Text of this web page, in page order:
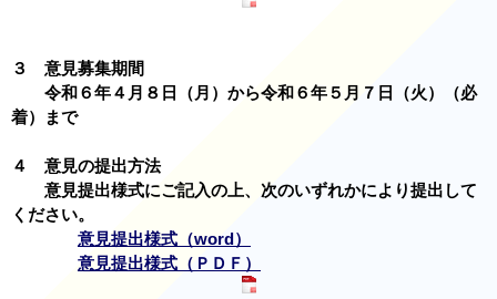
３ 意見募集期間
令和６年４月８日（月）から令和６年５月７日（火）（必
着）まで
４ 意見の提出方法
意見提出様式にご記入の上、次のいずれかにより提出して
ください。
意見提出様式（word）
意見提出様式（ＰＤＦ）